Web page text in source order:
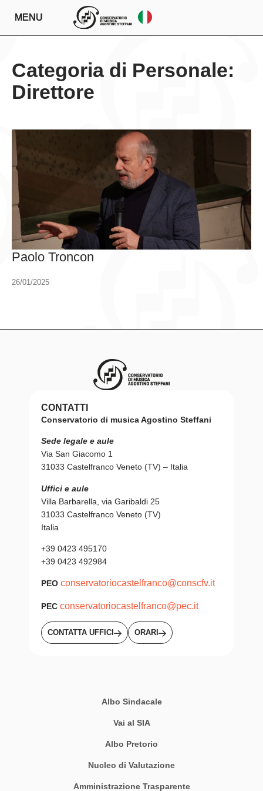
MENU
Categoria di Personale:
Direttore
Paolo Troncon
26/01/2025
CONTATTI
Conservatorio di musica Agostino Steffani
Sede legale e aule
Via San Giacomo 1
31033 Castelfranco Veneto (TV) – Italia
Uffici e aule
Villa Barbarella, via Garibaldi 25
31033 Castelfranco Veneto (TV)
Italia
+39 0423 495170
+39 0423 492984
PEO conservatoriocastelfranco@conscfv.it
PEC conservatoriocastelfranco@pec.it
CONTATTA UFFICI ORARI
Albo Sindacale
Vai al SIA
Albo Pretorio
Nucleo di Valutazione
Amministrazione Trasparente